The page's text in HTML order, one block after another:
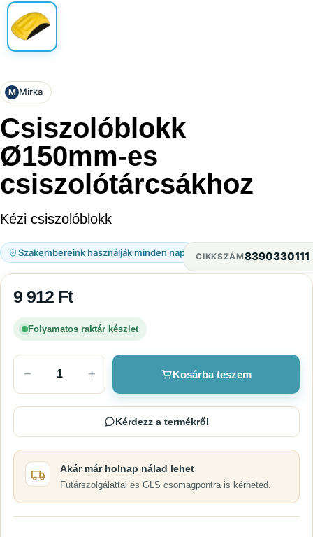
M Mirka
Csiszolóblokk
Ø150mm-es
csiszolótárcsákhoz
Kézi csiszolóblokk
Szakembereink használják minden nap CIKKSZÁM8390330111
9 912 Ft
Folyamatos raktár készlet
− + Kosárba teszem
Kérdezz a termékről
Akár már holnap nálad lehet
Futárszolgálattal és GLS csomagpontra is kérheted.